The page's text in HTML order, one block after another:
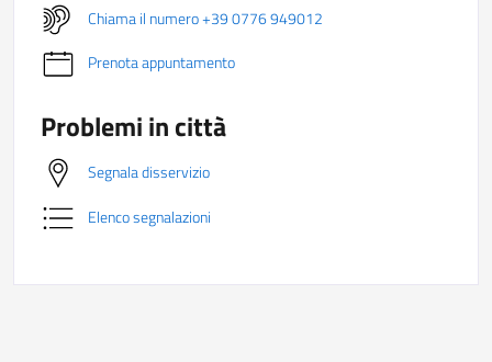
Chiama il numero +39 0776 949012
Prenota appuntamento
Problemi in città
Segnala disservizio
Elenco segnalazioni